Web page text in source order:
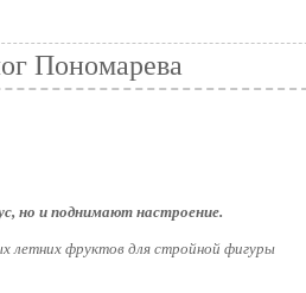
Пономарева
но и поднимают настроение.
летних фруктов для стройной фигуры